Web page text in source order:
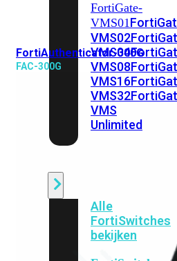
FortiGate-
VMS01
VMS02
VMS04
VMS08
VMS16
VMS32
VMS
Unlimited
Alle
FortiSwitches
bekijken
FortiAuthenticator-300G
FAC-300G